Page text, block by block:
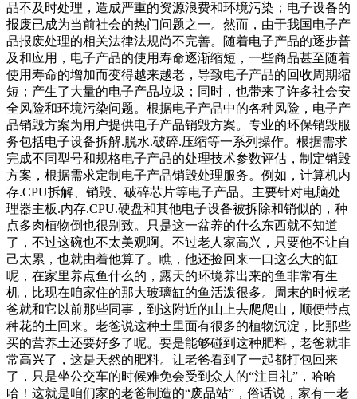
品不及时处理，造成严重的资源浪费和环境污染；电子设备的
报废已成为当前社会的热门问题之一。然而，由于我国电子产
品报废处理的相关法律法规尚不完善。随着电子产品的逐步普
及和应用，电子产品的使用寿命逐渐缩短，一些商品甚至随着
使用寿命的增加而变得越来越老，导致电子产品的回收周期缩
短；产生了大量的电子产品垃圾；同时，也带来了许多社会安
全风险和环境污染问题。根据电子产品中的各种风险，电子产
品销毁方案为用户提供电子产品销毁方案。专业的环保销毁服
务包括电子设备拆解.脱水.破碎.压缩等一系列操作。根据需求
完成不同型号和规格电子产品的处理技术参数评估，制定销毁
方案，根据需求定制电子产品销毁处理服务。例如，计算机内
存.CPU拆解、销毁、破碎芯片等电子产品。主要针对电脑处
理器主板.内存.CPU.硬盘和其他电子设备被拆除和销似的，种
点多肉植物倒也很别致。只是这一盆养的什么东西就不知道
了，不过这碗也不太美观啊。不过老人家高兴，只要他不让自
己太累，也就由着他算了。瞧，他还捡回来一口这么大的缸
呢，在家里养点鱼什么的，露天的环境养出来的鱼非常有生
机，比现在咱家住的那大玻璃缸的鱼活泼很多。周末的时候老
爸就和它以前那些同事，到这附近的山上去爬爬山，顺便带点
种花的土回来。老爸说这种土里面有很多的植物沉淀，比那些
买的营养土还要好多了呢。要是能够碰到这种肥料，老爸就非
常高兴了，这是天然的肥料。让老爸看到了一起都打包回来
了，只是坐公交车的时候难免会受到众人的“注目礼”，哈哈
哈！这就是咱们家的老爸制造的“废品站”，俗话说，家有一老